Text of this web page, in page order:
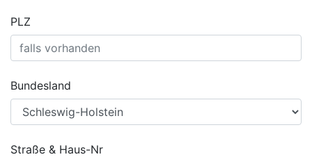
PLZ
Bundesland
Straße & Haus-Nr